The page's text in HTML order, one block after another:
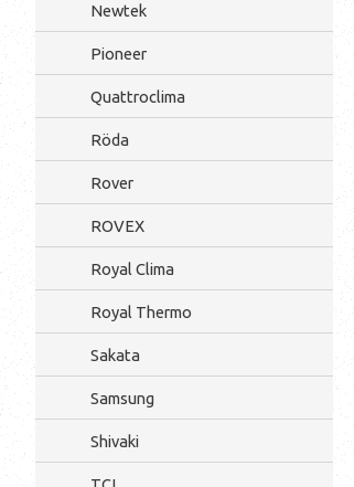
Newtek
Pioneer
Quattroclima
Röda
Rover
ROVEX
Royal Clima
Royal Thermo
Sakata
Samsung
Shivaki